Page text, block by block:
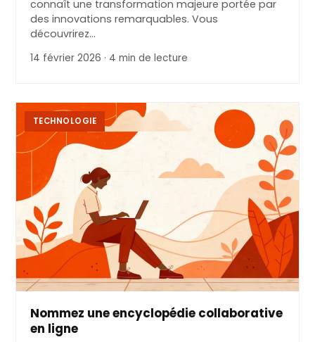
connaît une transformation majeure portée par
des innovations remarquables. Vous
découvrirez…
14 février 2026 · 4 min de lecture
TECHNOLOGIE
Nommez une encyclopédie collaborative
en ligne